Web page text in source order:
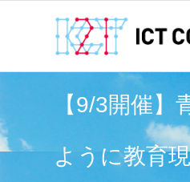
【9/3開催
ように教育